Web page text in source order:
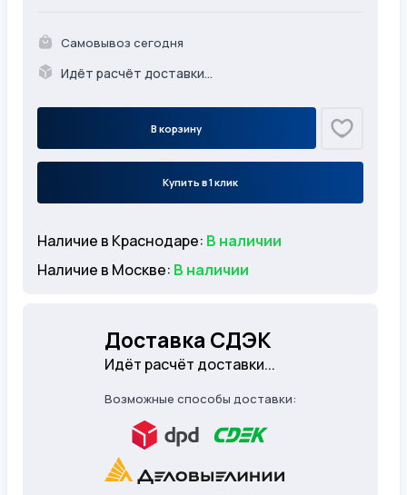
Самовывоз сегодня
Идёт расчёт доставки...
В корзину
Купить в 1 клик
Наличие в Краснодаре: В наличии
Наличие в Москве: В наличии
Доставка СДЭК
Идёт расчёт доставки...
Возможные способы доставки: